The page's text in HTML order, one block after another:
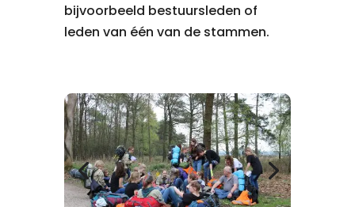
bijvoorbeeld bestuursleden of
leden van één van de stammen.